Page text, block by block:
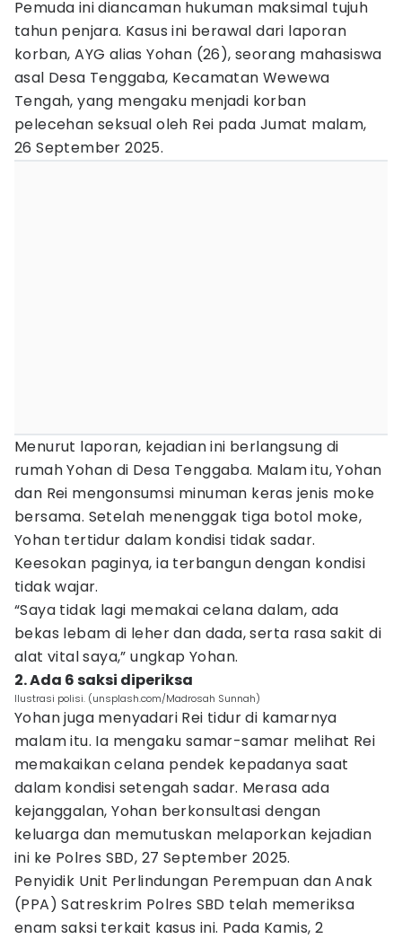
Pemuda ini diancaman hukuman maksimal tujuh
tahun penjara. Kasus ini berawal dari laporan
korban, AYG alias Yohan (26), seorang mahasiswa
asal Desa Tenggaba, Kecamatan Wewewa
Tengah, yang mengaku menjadi korban
pelecehan seksual oleh Rei pada Jumat malam,
26 September 2025.
Menurut laporan, kejadian ini berlangsung di
rumah Yohan di Desa Tenggaba. Malam itu, Yohan
dan Rei mengonsumsi minuman keras jenis moke
bersama. Setelah menenggak tiga botol moke,
Yohan tertidur dalam kondisi tidak sadar.
Keesokan paginya, ia terbangun dengan kondisi
tidak wajar.
“Saya tidak lagi memakai celana dalam, ada
bekas lebam di leher dan dada, serta rasa sakit di
alat vital saya,” ungkap Yohan.
2. Ada 6 saksi diperiksa
Ilustrasi polisi. (unsplash.com/Madrosah Sunnah)
Yohan juga menyadari Rei tidur di kamarnya
malam itu. Ia mengaku samar-samar melihat Rei
memakaikan celana pendek kepadanya saat
dalam kondisi setengah sadar. Merasa ada
kejanggalan, Yohan berkonsultasi dengan
keluarga dan memutuskan melaporkan kejadian
ini ke Polres SBD, 27 September 2025.
Penyidik Unit Perlindungan Perempuan dan Anak
(PPA) Satreskrim Polres SBD telah memeriksa
enam saksi terkait kasus ini. Pada Kamis, 2